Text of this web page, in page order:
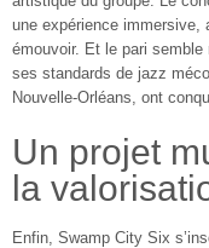
une expérience immersive,
émouvoir. Et le pari semble
ses standards de jazz
Nouvelle-Orléans, ont
Un projet
la
Enfin, Swamp City Six